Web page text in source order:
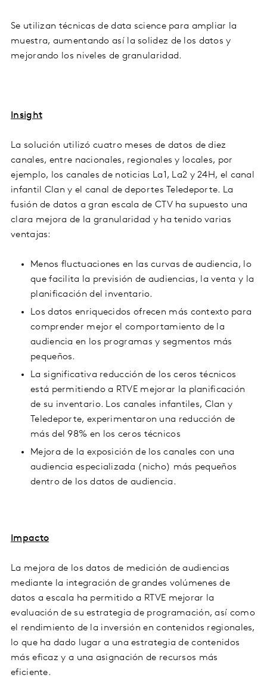
Se utilizan técnicas de data science para ampliar la
muestra, aumentando así la solidez de los datos y
mejorando los niveles de granularidad.
Insight
La solución utilizó cuatro meses de datos de diez
canales, entre nacionales, regionales y locales, por
ejemplo, los canales de noticias La1, La2 y 24H, el canal
infantil Clan y el canal de deportes Teledeporte. La
fusión de datos a gran escala de CTV ha supuesto una
clara mejora de la granularidad y ha tenido varias
ventajas:
Menos fluctuaciones en las curvas de audiencia, lo
que facilita la previsión de audiencias, la venta y la
planificación del inventario.
Los datos enriquecidos ofrecen más contexto para
comprender mejor el comportamiento de la
audiencia en los programas y segmentos más
pequeños.
La significativa reducción de los ceros técnicos
está permitiendo a RTVE mejorar la planificación
de su inventario. Los canales infantiles, Clan y
Teledeporte, experimentaron una reducción de
más del 98% en los ceros técnicos
Mejora de la exposición de los canales con una
audiencia especializada (nicho) más pequeños
dentro de los datos de audiencia.
Impacto
La mejora de los datos de medición de audiencias
mediante la integración de grandes volúmenes de
datos a escala ha permitido a RTVE mejorar la
evaluación de su estrategia de programación, así como
el rendimiento de la inversión en contenidos regionales,
lo que ha dado lugar a una estrategia de contenidos
más eficaz y a una asignación de recursos más
eficiente.